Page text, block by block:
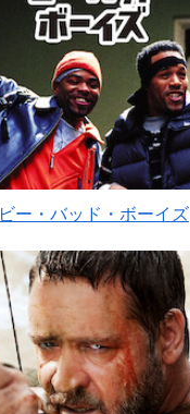
ビー・バッド・ボーイズ